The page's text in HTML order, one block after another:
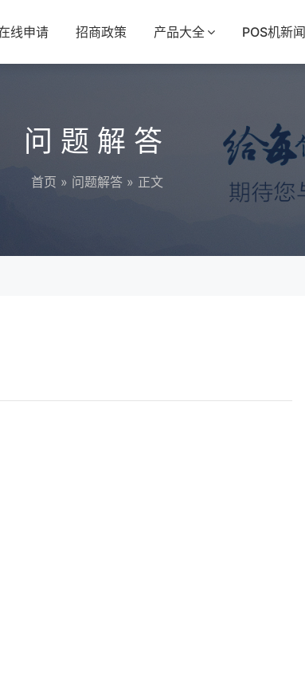
线申请 招商政策 产品大全 POS机新闻
问题解答
首页 » 问题解答 » 正文